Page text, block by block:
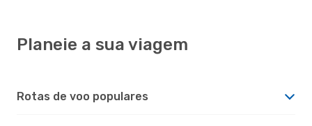
Planeie a sua viagem
Rotas de voo populares